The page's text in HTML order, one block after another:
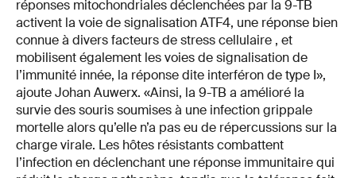
réponses mitochondriales déclenchées par la 9-TB
activent la voie de signalisation ATF4, une réponse bien
connue à divers facteurs de stress cellulaire , et
mobilisent également les voies de signalisation de
l’immunité innée, la réponse dite interféron de type I»,
ajoute Johan Auwerx. «Ainsi, la 9-TB a amélioré la
survie des souris soumises à une infection grippale
mortelle alors qu’elle n’a pas eu de répercussions sur la
charge virale. Les hôtes résistants combattent
l’infection en déclenchant une réponse immunitaire qui